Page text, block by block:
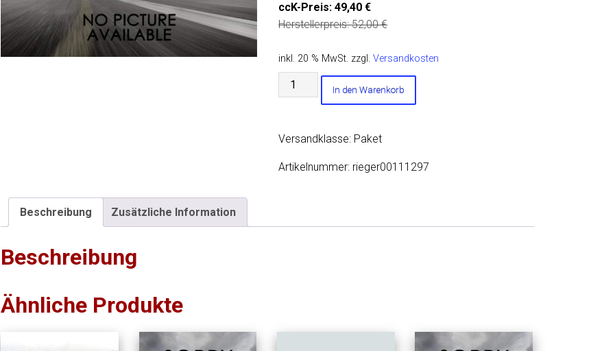
ccK-Preis:49,40€
Herstellerpreis:52,00€
inkl. 20 % MwSt. zzgl.Versandkosten
Sikaflex
527
Menge
In den Warenkorb
Versandklasse: Paket
Artikelnummer: rieger00111297
Beschreibung Zusätzliche Information
Beschreibung
Ähnliche Produkte